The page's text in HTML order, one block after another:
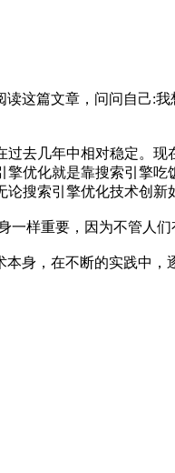
篇文章，问问自己:我
几年中相对稳定。现
优化就是靠搜索引擎
搜索引擎优化技术创新
样重要，因为不管人们
身，在不断的实践中，